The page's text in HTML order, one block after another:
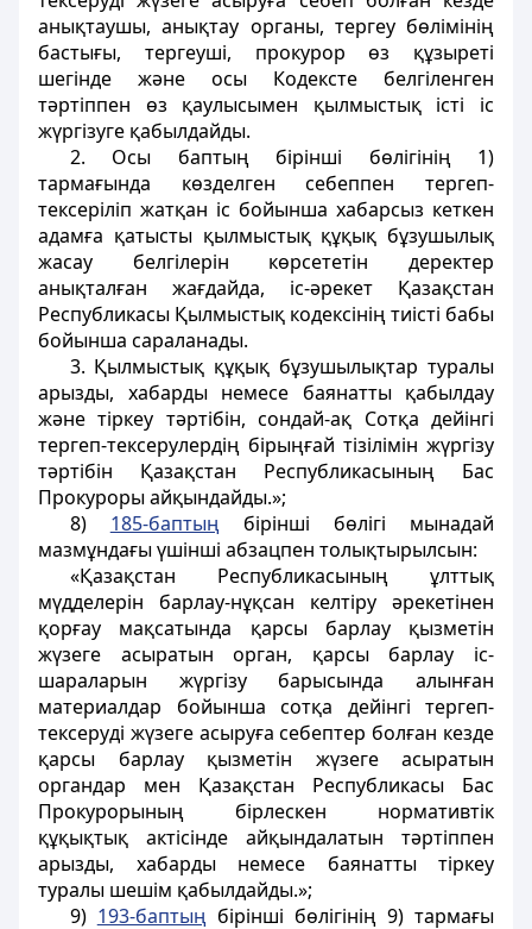
анықтаушы, анықтау органы, тергеу бөлімінің
бастығы, тергеуші, прокурор өз құзыреті
шегінде және осы Кодексте белгіленген
тәртіппен өз қаулысымен қылмыстық істі іс
жүргізуге қабылдайды.
2. Осы баптың бірінші бөлігінің 1)
тармағында көзделген себеппен тергеп-
тексеріліп жатқан іс бойынша хабарсыз кеткен
адамға қатысты қылмыстық құқық бұзушылық
жасау белгілерін көрсететін деректер
анықталған жағдайда, іс-әрекет Қазақстан
Республикасы Қылмыстық кодексінің тиісті бабы
бойынша сараланады.
3. Қылмыстық құқық бұзушылықтар туралы
арызды, хабарды немесе баянатты қабылдау
және тіркеу тәртібін, сондай-ақ Сотқа дейінгі
тергеп-тексерулердің бірыңғай тізілімін жүргізу
тәртібін Қазақстан Республикасының Бас
Прокуроры айқындайды.»;
8) 185-баптың бірінші бөлігі мынадай
мазмұндағы үшінші абзацпен толықтырылсын:
«Қазақстан Республикасының ұлттық
мүдделерін барлау-нұқсан келтіру әрекетінен
қорғау мақсатында қарсы барлау қызметін
жүзеге асыратын орган, қарсы барлау іс-
шараларын жүргізу барысында алынған
материалдар бойынша сотқа дейінгі тергеп-
тексеруді жүзеге асыруға себептер болған кезде
қарсы барлау қызметін жүзеге асыратын
органдар мен Қазақстан Республикасы Бас
Прокурорының бірлескен нормативтік
құқықтық актісінде айқындалатын тәртіппен
арызды, хабарды немесе баянатты тіркеу
туралы шешім қабылдайды.»;
9) 193-баптың бірінші бөлігінің 9) тармағы